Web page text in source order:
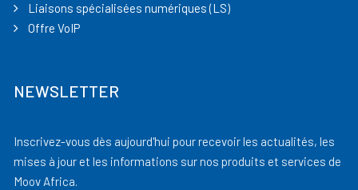
Liaisons spécialisées numériques (LS)
Offre VoIP
NEWSLETTER
Inscrivez-vous dès aujourd'hui pour recevoir les actualités, les
mises à jour et les informations sur nos produits et services de
Moov Africa.